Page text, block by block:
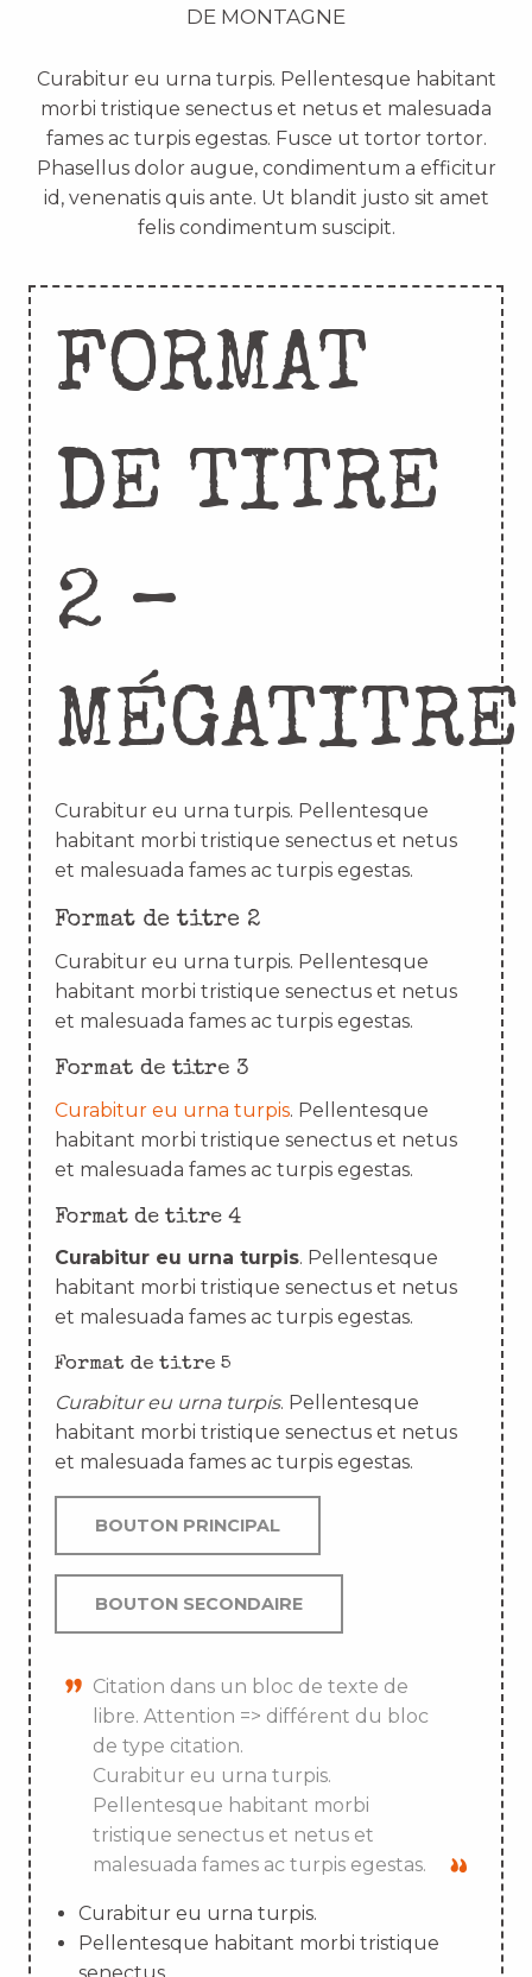
DE MONTAGNE
Curabitur eu urna turpis. Pellentesque habitant
morbi tristique senectus et netus et malesuada
fames ac turpis egestas. Fusce ut tortor tortor.
Phasellus dolor augue, condimentum a efficitur
id, venenatis quis ante. Ut blandit justo sit amet
felis condimentum suscipit.
FORMAT
DE TITRE
2 –
MÉGATITRE
Curabitur eu urna turpis. Pellentesque
habitant morbi tristique senectus et netus
et malesuada fames ac turpis egestas.
Format de titre 2
Curabitur eu urna turpis. Pellentesque
habitant morbi tristique senectus et netus
et malesuada fames ac turpis egestas.
Format de titre 3
Curabitur eu urna turpis. Pellentesque
habitant morbi tristique senectus et netus
et malesuada fames ac turpis egestas.
Format de titre 4
Curabitur eu urna turpis. Pellentesque
habitant morbi tristique senectus et netus
et malesuada fames ac turpis egestas.
Format de titre 5
Curabitur eu urna turpis. Pellentesque
habitant morbi tristique senectus et netus
et malesuada fames ac turpis egestas.
BOUTON PRINCIPAL
BOUTON SECONDAIRE
Citation dans un bloc de texte de
libre. Attention => différent du bloc
de type citation.
Curabitur eu urna turpis.
Pellentesque habitant morbi
tristique senectus et netus et
malesuada fames ac turpis egestas.
Curabitur eu urna turpis.
Pellentesque habitant morbi tristique